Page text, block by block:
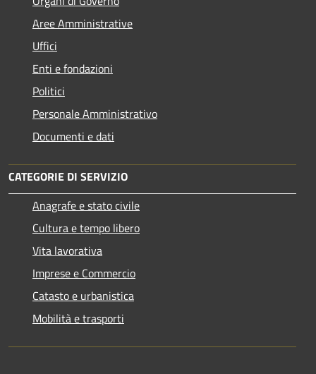
Aree Amministrative
Uffici
Enti e fondazioni
Politici
Personale Amministrativo
Documenti e dati
CATEGORIE DI SERVIZIO
Anagrafe e stato civile
Cultura e tempo libero
Vita lavorativa
Imprese e Commercio
Catasto e urbanistica
Mobilità e trasporti